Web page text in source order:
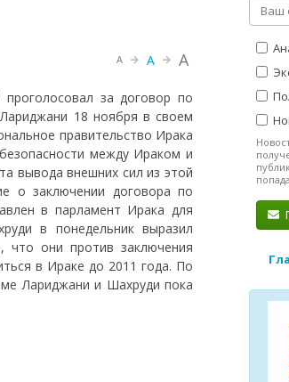
A A A
за договор по
18 ноября в своем
правительство Ирака
между Ираком и
вывода внешних сил из этой
о заключении договора по
в парламент Ирака для
в понедельник выразил
что они против заключения
в Ираке до 2011 года. По
Лариджани и Шахруди пока